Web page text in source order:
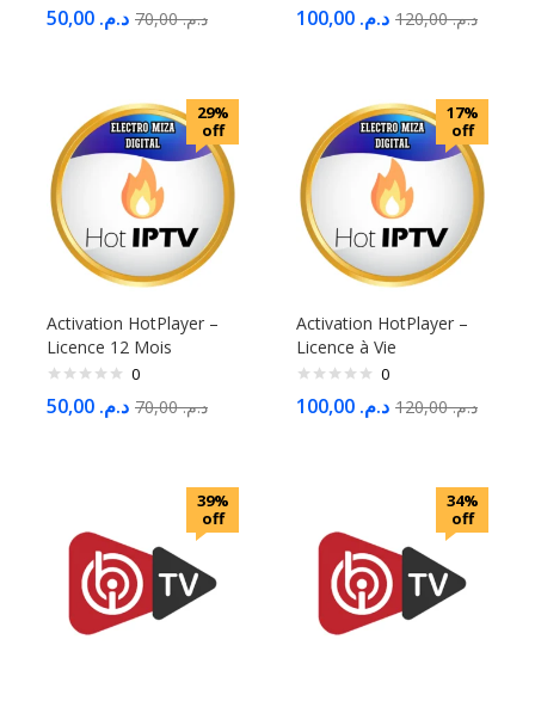
د.م. د.م.70,00 د.م. د.م.120,00
29%
off
Activation HotPlayer –
Licence 12 Mois
0
د.م. د.م.70,00
17%
off
Activation HotPlayer –
Licence à Vie
0
د.م. د.م.120,00
39%
off
34%
off